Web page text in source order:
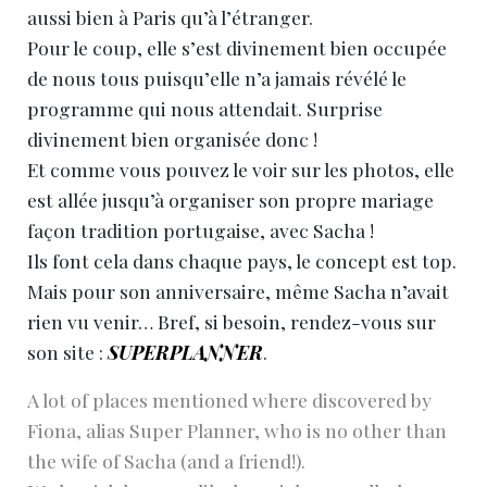
aussi bien à Paris qu’à l’étranger.
Pour le coup, elle s’est divinement bien occupée
de nous tous puisqu’elle n’a jamais révélé le
programme qui nous attendait. Surprise
divinement bien organisée donc !
Et comme vous pouvez le voir sur les photos, elle
est allée jusqu’à organiser son propre mariage
façon tradition portugaise, avec Sacha !
Ils font cela dans chaque pays, le concept est top.
Mais pour son anniversaire, même Sacha n’avait
rien vu venir… Bref, si besoin, rendez-vous sur
son site : SUPERPLANNER.
A lot of places mentioned where discovered by
Fiona, alias Super Planner, who is no other than
the wife of Sacha (and a friend!).